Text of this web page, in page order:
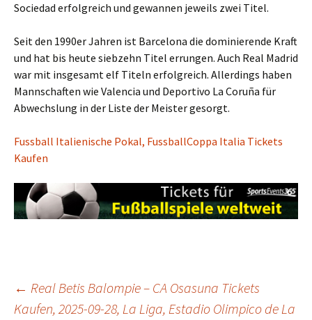
Sociedad erfolgreich und gewannen jeweils zwei Titel.
Seit den 1990er Jahren ist Barcelona die dominierende Kraft
und hat bis heute siebzehn Titel errungen. Auch Real Madrid
war mit insgesamt elf Titeln erfolgreich. Allerdings haben
Mannschaften wie Valencia und Deportivo La Coruña für
Abwechslung in der Liste der Meister gesorgt.
Fussball Italienische Pokal, FussballCoppa Italia Tickets
Kaufen
Post
← Real Betis Balompie – CA Osasuna Tickets
Kaufen, 2025-09-28, La Liga, Estadio Olimpico de La